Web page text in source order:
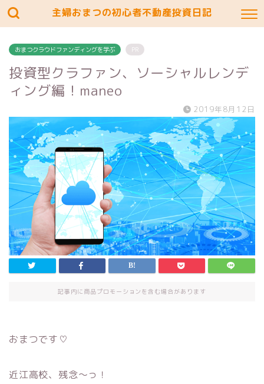
主婦おまつの初心者不動産投資日記
おまつクラウドファンディングを学ぶ PR
投資型クラファン、ソーシャルレンデ
ィング編！maneo
2019年8月12日
記事内に商品プロモーションを含む場合があります
おまつです♡
近江高校、残念〜っ！